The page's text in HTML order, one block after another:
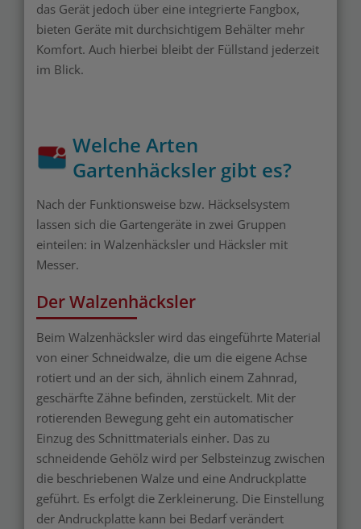
das Gerät jedoch über eine integrierte Fangbox,
bieten Geräte mit durchsichtigem Behälter mehr
Komfort. Auch hierbei bleibt der Füllstand jederzeit
im Blick.
Welche Arten
Gartenhäcksler gibt es?
Nach der Funktionsweise bzw. Häckselsystem
lassen sich die Gartengeräte in zwei Gruppen
einteilen: in Walzenhäcksler und Häcksler mit
Messer.
Der Walzenhäcksler
Beim Walzenhäcksler wird das eingeführte Material
von einer Schneidwalze, die um die eigene Achse
rotiert und an der sich, ähnlich einem Zahnrad,
geschärfte Zähne befinden, zerstückelt. Mit der
rotierenden Bewegung geht ein automatischer
Einzug des Schnittmaterials einher. Das zu
schneidende Gehölz wird per Selbsteinzug zwischen
die beschriebenen Walze und eine Andruckplatte
geführt. Es erfolgt die Zerkleinerung. Die Einstellung
der Andruckplatte kann bei Bedarf verändert